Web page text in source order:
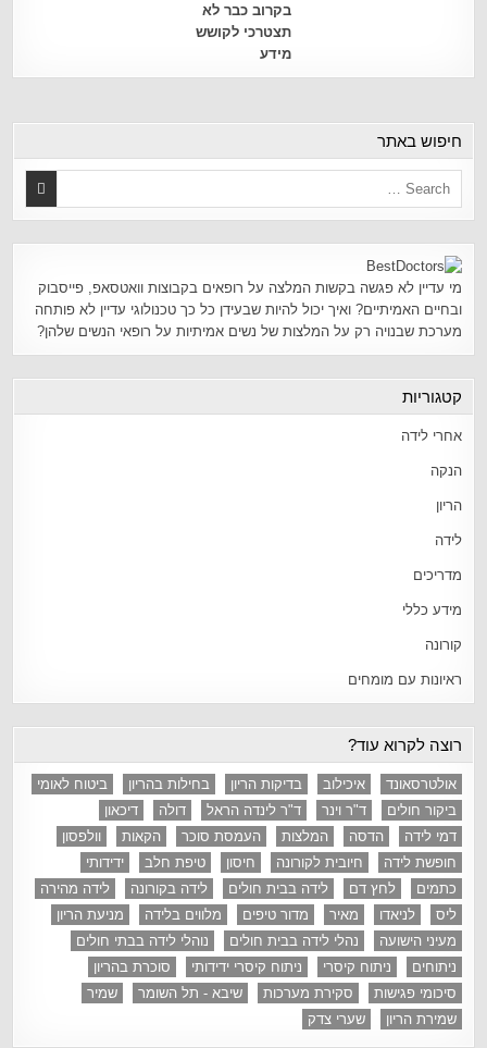
בקרוב כבר לא
תצטרכי לקושש
מידע
חיפוש באתר
מי עדיין לא פגשה בקשות המלצה על רופאים בקבוצות וואטסאפ, פייסבוק
ובחיים האמיתיים? ואיך יכול להיות שבעידן כל כך טכנולוגי עדיין לא פותחה
מערכת שבנויה רק על המלצות של נשים אמיתיות על רופאי הנשים שלהן?
קטגוריות
אחרי לידה
הנקה
הריון
לידה
מדריכים
מידע כללי
קורונה
ראיונות עם מומחים
רוצה לקרוא עוד?
אולטרסאונד איכילוב בדיקות הריון בחילות בהריון
ביטוח לאומי
ביקור חולים
ד"ר וינר ד"ר לינדה הראל דולה
דיכאון
דמי לידה
הדסה המלצות העמסת סוכר הקאות
וולפסון
חופשת לידה
חיובית לקורונה חיסון טיפת חלב
ידידותי
כתמים
לחץ דם לידה בבית חולים לידה בקורונה
לידה מהירה
ליס
לניאדו מאיר מדור טיפים מלווים בלידה
מניעת הריון
מעיני הישועה
נהלי לידה בבית חולים
נוהלי לידה בבתי חולים
ניתוחים
ניתוח קיסרי ניתוח קיסרי ידידותי
סוכרת בהריון
סיכומי פגישות
סקירת מערכות שיבא - תל השומר
שמיר
שמירת הריון
שערי צדק